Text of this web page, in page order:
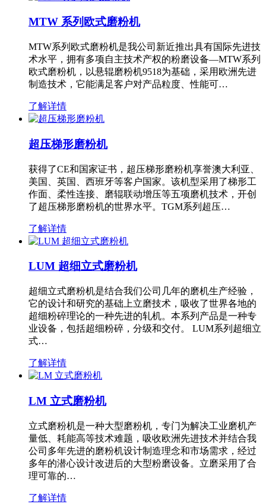
MTW 系列欧式磨粉机
MTW系列欧式磨粉机是我公司新近推出具有国际先进技
术水平，拥有多项自主技术产权的粉磨设备—MTW系列
欧式磨粉机，以悬辊磨粉机9518为基础，采用欧洲先进
制造技术，它能满足客户对产品粒度、性能可…
了解详情
超压梯形磨粉机
获得了CE和国家证书，超压梯形磨粉机享誉澳大利亚、
美国、英国、西班牙等客户国家。该机型采用了梯形工
作面、柔性连接、磨辊联动增压等五项磨机技术，开创
了超压梯形磨粉机的世界水平。TGM系列超压…
了解详情
LUM 超细立式磨粉机
超细立式磨粉机是结合我们公司几年的磨机生产经验，
它的设计和研究的基础上立磨技术，吸收了世界各地的
超细粉碎理论的一种先进的轧机。本系列产品是一种专
业设备，包括超细粉碎，分级和交付。 LUM系列超细立
式…
了解详情
LM 立式磨粉机
立式磨粉机是一种大型磨粉机，专门为解决工业磨机产
量低、耗能高等技术难题，吸收欧洲先进技术并结合我
公司多年先进的磨粉机设计制造理念和市场需求，经过
多年的潜心设计改进后的大型粉磨设备。立磨采用了合
理可靠的…
了解详情